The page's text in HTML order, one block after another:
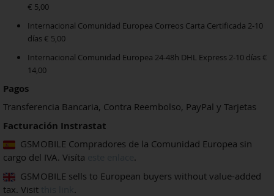
€ 5,00
Internacional Comunidad Europea Correos Carta Certificada 2-10
días € 5,00
Internacional Comunidad Europea 24-48h DHL Express 2-10 días €
14,00
Pagos
Transferencia Bancaria, Contra Reembolso, PayPal y Tarjetas
Facturación Instrastat
GSMOBILE Compradores de la Comunidad Europea sin
cargo del IVA. Visíta
.
GSMOBILE sells to European buyers without value-added
tax. Visit
.